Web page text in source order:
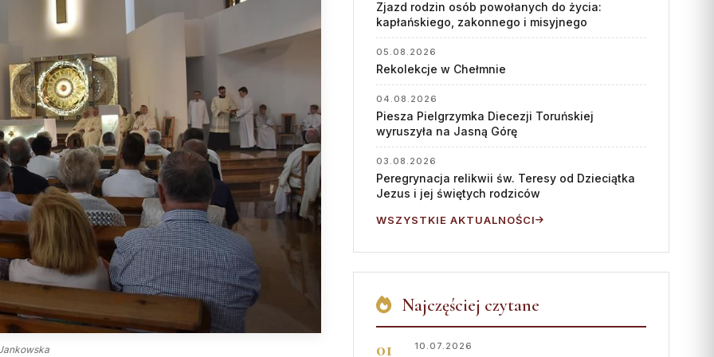
Sąd Biskupi
Wydawnictwo
Konta bankowe
KONTAKT
Dane kurii
Msze święte online
Kalendarz liturgiczny
Droga Neokatechumenalna
Grupy Modlitwy Ojca Pio
Żywy Różaniec
Wspólnota Krwi Chrystusa
Franciszkański Zakon
Świeckich
Skauci Króla
Bractwo św. Józefa
Zjazd rodzin osób powołanych do życia:
kapłańskiego, zakonnego i misyjnego
05.08.2026
Rekolekcje w Chełmnie
04.08.2026
Piesza Pielgrzymka Diecezji Toruńskiej
wyruszyła na Jasną Górę
03.08.2026
Peregrynacja relikwii św. Teresy od Dzieciątka
Jezus i jej świętych rodziców
WSZYSTKIE AKTUALNOŚCI
Najczęściej czytane
10.07.2026